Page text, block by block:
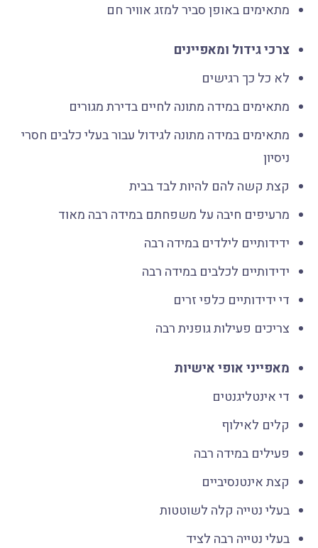
מתאימים באופן סביר למזג אוויר חם
צרכי גידול ומאפיינים
לא כל כך רגישים
מתאימים במידה מתונה לחיים בדירת מגורים
מתאימים במידה מתונה לגידול עבור בעלי כלבים חסרי
ניסיון
קצת קשה להם להיות לבד בבית
מרעיפים חיבה על משפחתם במידה רבה מאוד
ידידותיים לילדים במידה רבה
ידידותיים לכלבים במידה רבה
די ידידותיים כלפי זרים
צריכים פעילות גופנית רבה
מאפייני אופי אישיות
די אינטליגנטים
קלים לאילוף
פעילים במידה רבה
קצת אינטנסיביים
בעלי נטייה קלה לשוטטות
בעלי נטייה רבה לציד